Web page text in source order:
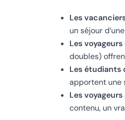
Les
un séjour
Les
doubles)
Les étudiants
apportent une
Les
contenu, un